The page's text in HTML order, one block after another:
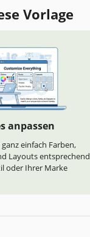
Vorlage
anpassen
einfach Farben,
Layouts entsprechend
oder Ihrer Marke